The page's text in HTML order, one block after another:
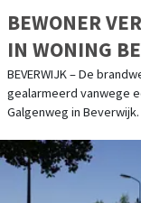
BEWONER
IN WONING
BEVERWIJK – De
gealarmeerd vanwege
Galgenweg in Beverwijk.